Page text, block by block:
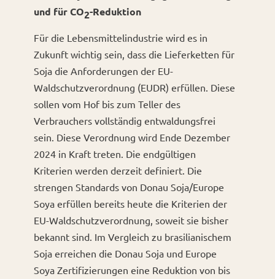
und für CO2-Reduktion
Für die Lebensmittelindustrie wird es in
Zukunft wichtig sein, dass die Lieferketten für
Soja die Anforderungen der EU-
Waldschutzverordnung (EUDR) erfüllen. Diese
sollen vom Hof bis zum Teller des
Verbrauchers vollständig entwaldungsfrei
sein. Diese Verordnung wird Ende Dezember
2024 in Kraft treten. Die endgültigen
Kriterien werden derzeit definiert. Die
strengen Standards von Donau Soja/Europe
Soya erfüllen bereits heute die Kriterien der
EU-Waldschutzverordnung, soweit sie bisher
bekannt sind. Im Vergleich zu brasilianischem
Soja erreichen die Donau Soja und Europe
Soya Zertifizierungen eine Reduktion von bis